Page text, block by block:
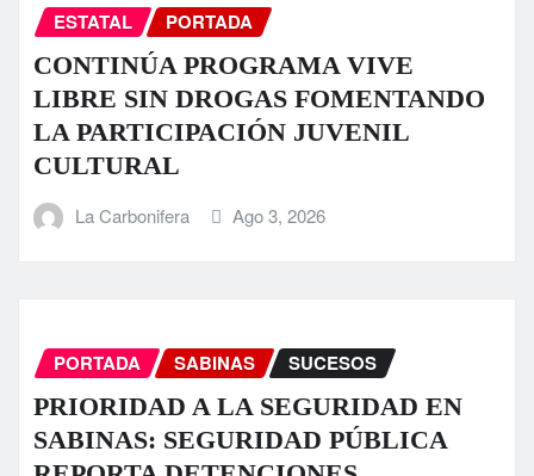
ESTATAL PORTADA
CONTINÚA PROGRAMA VIVE
LIBRE SIN DROGAS FOMENTANDO
LA PARTICIPACIÓN JUVENIL
CULTURAL
La Carbonifera Ago 3, 2026
PORTADA SABINAS SUCESOS
PRIORIDAD A LA SEGURIDAD EN
SABINAS: SEGURIDAD PÚBLICA